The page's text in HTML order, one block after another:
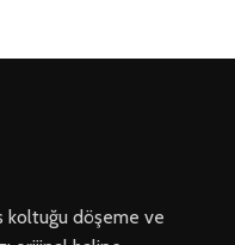
koltuğu döşeme ve